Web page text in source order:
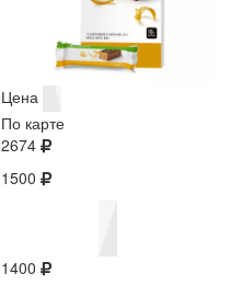
Цена
По карте
2674
1500
1400